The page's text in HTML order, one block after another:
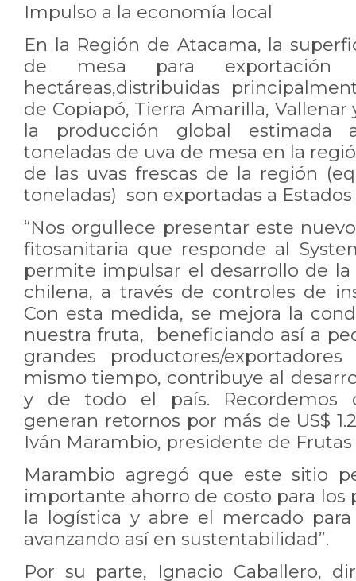
Impulso a la economía local
En la Región de Atacama, la
de mesa para
hectáreas,distribuidas
de Copiapó, Tierra Amarilla,
la producción global estimada
toneladas de uva de mesa en la
de las uvas frescas de la región
toneladas) son exportadas a Estados
“Nos orgullece presentar este
fitosanitaria que responde al
permite impulsar el desarrollo de
chilena, a través de controles de
Con esta medida, se mejora la
nuestra fruta, beneficiando así a
grandes productores/
mismo tiempo, contribuye al
y de todo el país. Recordemos
generan retornos por más de US$
Iván Marambio, presidente de
Marambio agregó que este sitio
importante ahorro de costo para los
la logística y abre el mercado para
avanzando así en sustentabilidad”.
Por su parte, Ignacio Caballero,